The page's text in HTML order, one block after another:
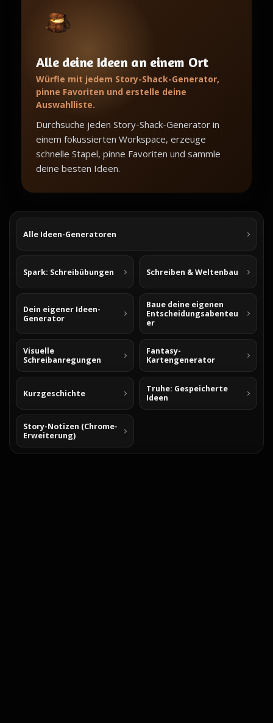
Alle deine Ideen an einem Ort
Würfle mit jedem Story-Shack-Generator,
pinne Favoriten und erstelle deine
Auswahlliste.
Durchsuche jeden Story-Shack-Generator in
einem fokussierten Workspace, erzeuge
schnelle Stapel, pinne Favoriten und sammle
deine besten Ideen.
Alle Ideen-Generatoren
Spark: Schreibübungen Schreiben & Weltenbau
Dein eigener Ideen-
Generator
Baue deine eigenen
Entscheidungsabenteu
er
Visuelle
Schreibanregungen
Fantasy-
Kartengenerator
Kurzgeschichte
Truhe: Gespeicherte
Ideen
Story-Notizen (Chrome-
Erweiterung)